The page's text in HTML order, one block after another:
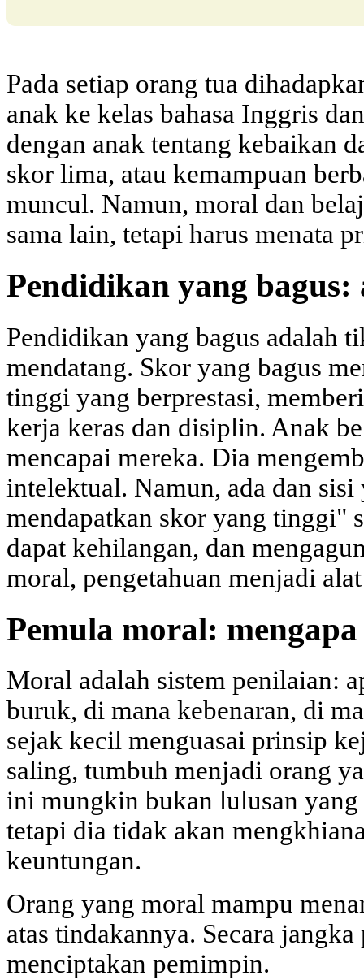
Pada setiap orang tua
anak ke kelas bahasa Inggris
dengan anak tentang kebaikan
skor lima, atau kemampuan
muncul. Namun, moral dan
sama lain, tetapi harus menata
Pendidikan yang
Pendidikan yang bagus adalah
mendatang. Skor yang bagus
tinggi yang berprestasi,
kerja keras dan disiplin. Anak
mencapai mereka. Dia
intelektual. Namun, ada dan
mendapatkan skor yang tinggi"
dapat kehilangan, dan
moral, pengetahuan menjadi
Pemula moral:
Moral adalah sistem penilaian:
buruk, di mana kebenaran, di
sejak kecil menguasai prinsip
saling, tumbuh menjadi orang
ini mungkin bukan lulusan yang
tetapi dia tidak akan
keuntungan.
Orang yang moral mampu
atas tindakannya. Secara
menciptakan pemimpin.